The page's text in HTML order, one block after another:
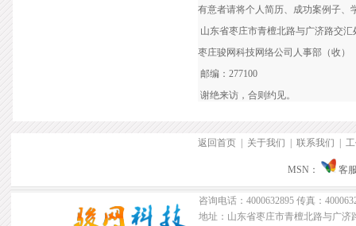
有意者请将个人简历、成功案例子、
山东省枣庄市青檀北路与广济路交汇
枣庄骏网科技网络公司人事部（收）
邮编：277100
谢绝来访，合则约见。
返回首页 关于我们 联系我们
MSN： 客
咨询电话：4000632895 传真：
地址：山东省枣庄市青檀北路与广济